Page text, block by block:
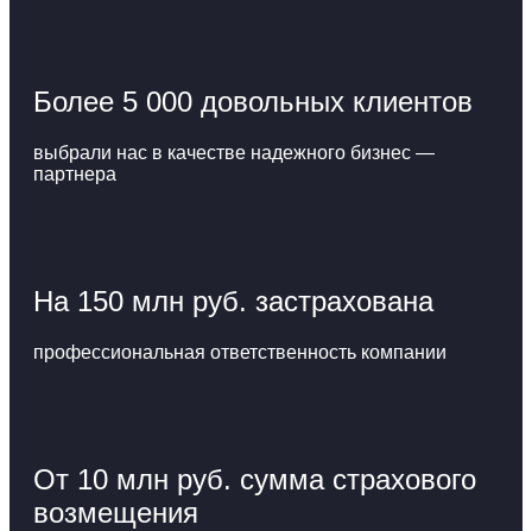
Более 5 000 довольных клиентов
выбрали нас в качестве надежного бизнес —
партнера
На 150 млн руб. застрахована
профессиональная ответственность компании
От 10 млн руб. сумма страхового
возмещения